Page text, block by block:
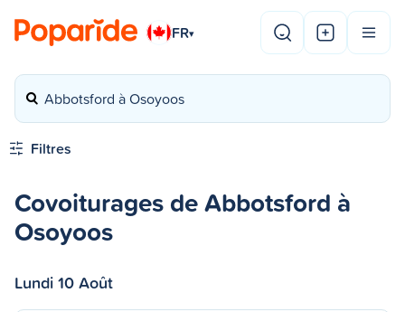
FR▾
Abbotsford à Osoyoos
Filtres
Covoiturages de Abbotsford à
Osoyoos
Lundi 10 Août